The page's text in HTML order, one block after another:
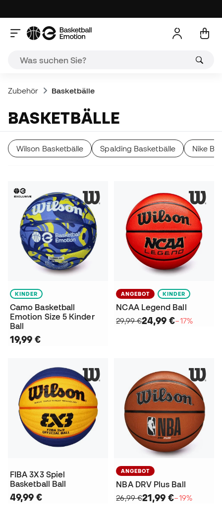
Zubehör Basketbälle
BASKETBÄLLE
Wilson Basketbälle Spalding Basketbälle Nike
KINDER
Camo Basketball
Emotion Size 5 Kinder
Ball
19,99 €
ANGEBOT KINDER
NCAA Legend Ball
29,99 €24,99 €−17%
FIBA 3X3 Spiel
Basketball Ball
49,99 €
ANGEBOT
NBA DRV Plus Ball
26,99 €21,99 €−19%